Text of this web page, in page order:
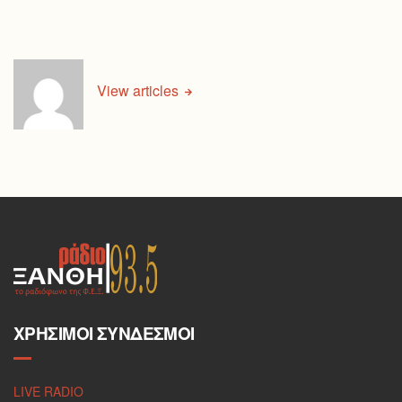
View articles
ΧΡΉΣΙΜΟΙ ΣΎΝΔΕΣΜΟΙ
LIVE RADIO